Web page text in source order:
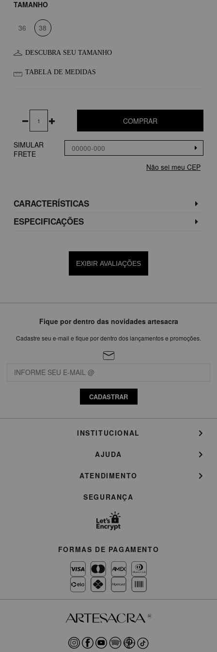
TAMANHO
36 38
DESCUBRA SEU TAMANHO
TABELA DE MEDIDAS
COMPRAR
SIMULAR
FRETE
Não sei meu CEP
CARACTERÍSTICAS
ESPECIFICAÇÕES
EXIBIR AVALIAÇÕES
Fique por dentro das novidades artesacra
Cadastre seu e-mail e fique por dentro dos lançamentos e promoções.
CADASTRAR
INSTITUCIONAL
AJUDA
ATENDIMENTO
SEGURANÇA
FORMAS DE PAGAMENTO